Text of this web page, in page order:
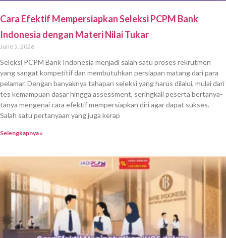
Cara Efektif Mempersiapkan Seleksi PCPM Bank
Indonesia dengan Materi Nilai Tukar
June 5, 2026
Seleksi PCPM Bank Indonesia menjadi salah satu proses rekrutmen
yang sangat kompetitif dan membutuhkan persiapan matang dari para
pelamar. Dengan banyaknya tahapan seleksi yang harus dilalui, mulai dari
tes kemampuan dasar hingga assessment, seringkali peserta bertanya-
tanya mengenai cara efektif mempersiapkan diri agar dapat sukses.
Salah satu pertanyaan yang juga kerap
Selengkapnya »